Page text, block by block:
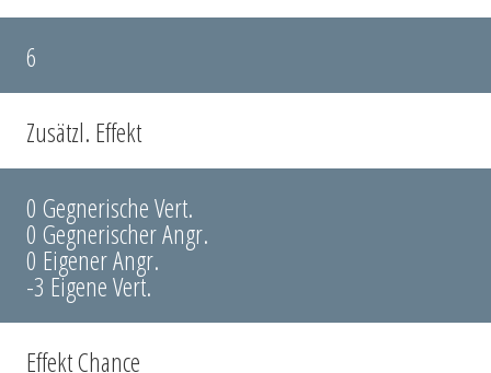
6
Zusätzl. Effekt
0 Gegnerische Vert.
0 Gegnerischer Angr.
0 Eigener Angr.
-3 Eigene Vert.
Effekt Chance